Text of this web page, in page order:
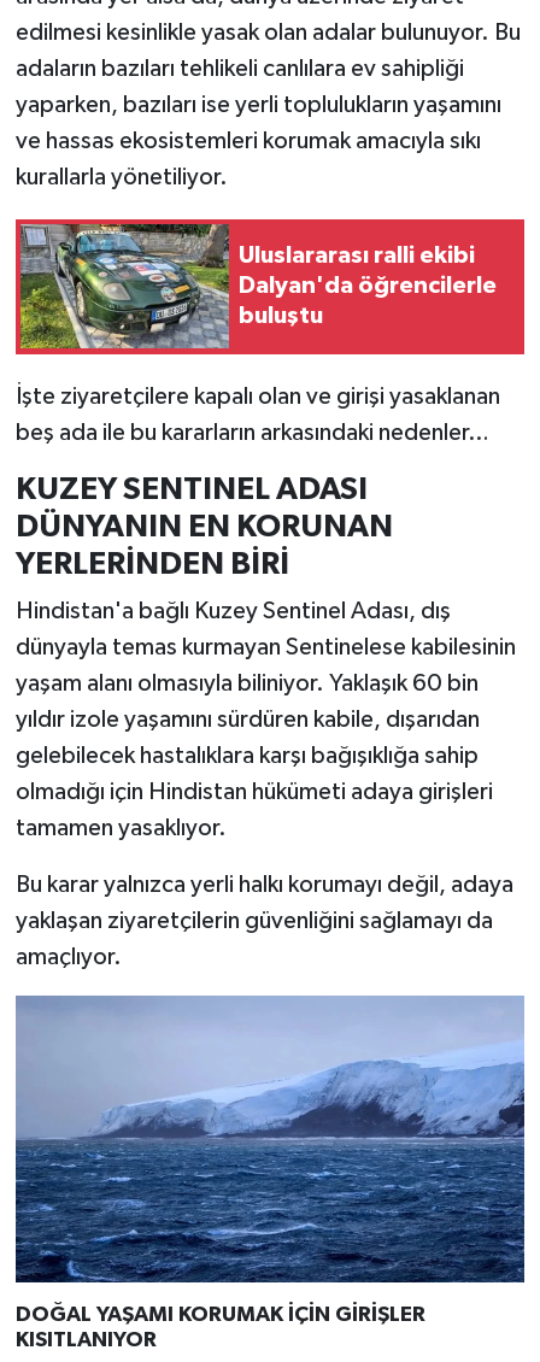
edilmesi kesinlikle yasak olan adalar bulunuyor. Bu
adaların bazıları tehlikeli canlılara ev sahipliği
yaparken, bazıları ise yerli toplulukların yaşamını
ve hassas ekosistemleri korumak amacıyla sıkı
kurallarla yönetiliyor.
Uluslararası ralli ekibi
Dalyan'da öğrencilerle
buluştu
İşte ziyaretçilere kapalı olan ve girişi yasaklanan
beş ada ile bu kararların arkasındaki nedenler…
KUZEY SENTINEL ADASI
DÜNYANIN EN KORUNAN
YERLERİNDEN BİRİ
Hindistan'a bağlı Kuzey Sentinel Adası, dış
dünyayla temas kurmayan Sentinelese kabilesinin
yaşam alanı olmasıyla biliniyor. Yaklaşık 60 bin
yıldır izole yaşamını sürdüren kabile, dışarıdan
gelebilecek hastalıklara karşı bağışıklığa sahip
olmadığı için Hindistan hükümeti adaya girişleri
tamamen yasaklıyor.
Bu karar yalnızca yerli halkı korumayı değil, adaya
yaklaşan ziyaretçilerin güvenliğini sağlamayı da
amaçlıyor.
DOĞAL YAŞAMI KORUMAK İÇİN GİRİŞLER
KISITLANIYOR
İlçeler
Köşe Yazıları
Kültür Sanat
Kütahya
Magazin
Pazarlar
Politika
Resmi İlan
Rüya Tabirleri
Sağlık
Şaphane
Simav
Spor
Türkiye
Video Galeri
Yaşam
Yemek Tarifleri